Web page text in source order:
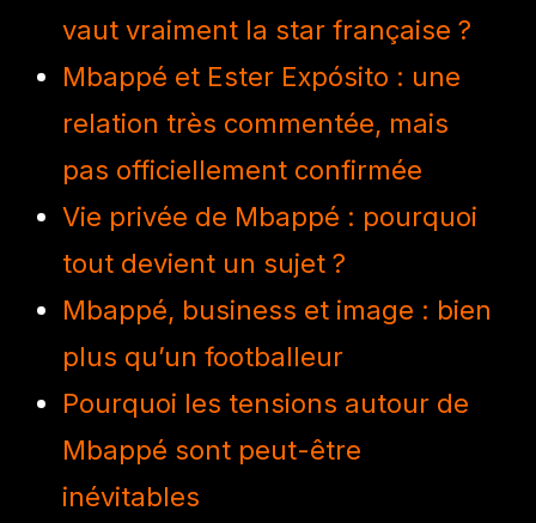
vaut vraiment la star française ?
Mbappé et Ester Expósito : une
relation très commentée, mais
pas officiellement confirmée
Vie privée de Mbappé : pourquoi
tout devient un sujet ?
Mbappé, business et image : bien
plus qu’un footballeur
Pourquoi les tensions autour de
Mbappé sont peut-être
inévitables